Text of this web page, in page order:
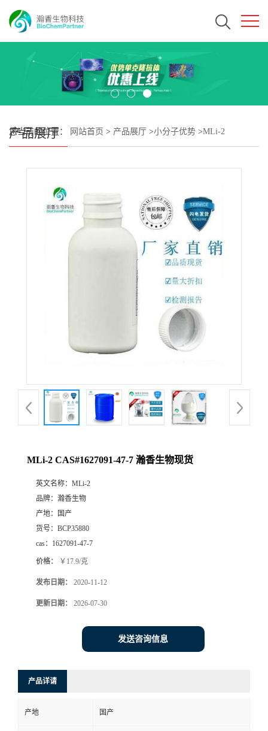
产品展厅
您当前的位置： 网站首页 > 产品展厅 >小分子优势 >MLi-2
MLi-2 CAS#1627091-47-7 瀚香生物现货
英文名称： MLi-2
品牌： 瀚香生物
产地：
国产
货号： BCP35880
cas： 1627091-47-7
价格： ￥17.9/克
发布日期： 2020-11-12
更新日期： 2026-07-30
发送咨询信息
产品详请
产地 国产